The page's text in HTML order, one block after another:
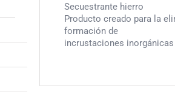
Secuestrante hierro
Producto creado para la
formación de
incrustaciones